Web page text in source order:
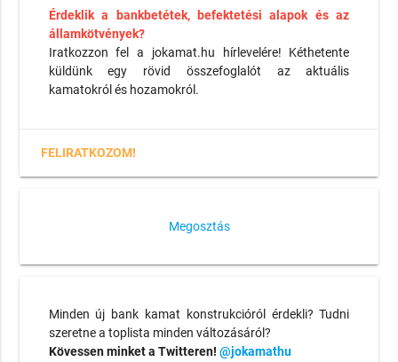
Érdeklik a bankbetétek, befektetési alapok és az
államkötvények?
Iratkozzon fel a jokamat.hu hírlevelére! Kéthetente
küldünk egy rövid összefoglalót az aktuális
kamatokról és hozamokról.
FELIRATKOZOM!
Megosztás
Minden új bank kamat konstrukcióról érdekli? Tudni
szeretne a toplista minden változásáról?
Kövessen minket a Twitteren! @jokamathu